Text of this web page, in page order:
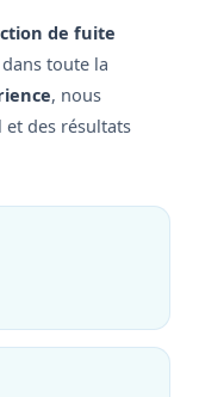
de fuite
toute la
, nous
des résultats